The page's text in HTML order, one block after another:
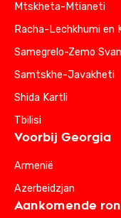
Mtskheta-Mtianeti
Racha-Lechkhumi en
Samegrelo-Zemo
Samtskhe-Javakheti
Shida Kartli
Tbilisi
Voorbij Georgia
Armenië
Azerbeidzjan
Aankomende